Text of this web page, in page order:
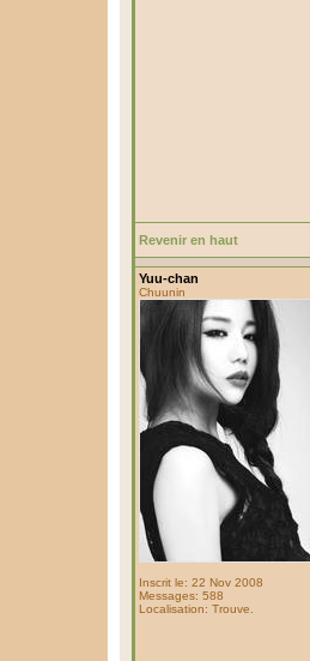
Revenir en haut
Yuu-chan
Chuunin
Inscrit le: 22 Nov 2008
Messages: 588
Localisation: Trouve.